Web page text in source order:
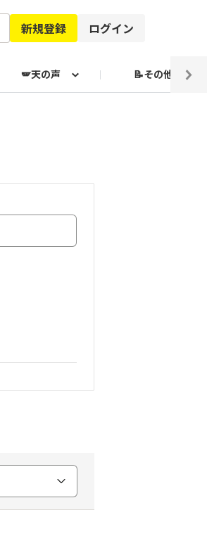
新規登録 ログイン
🪽天の声 📝その他